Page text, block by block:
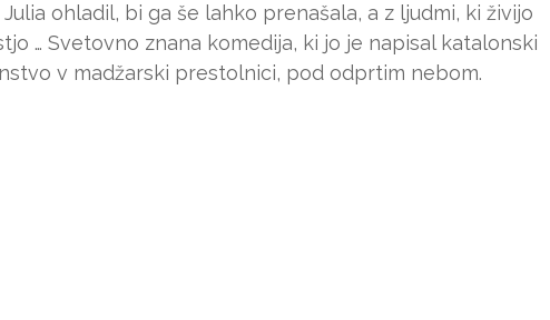
ohladil, bi ga še lahko prenašala, a z ljudmi, ki živijo
… Svetovno znana komedija, ki jo je napisal katalonski
v madžarski prestolnici, pod odprtim nebom.